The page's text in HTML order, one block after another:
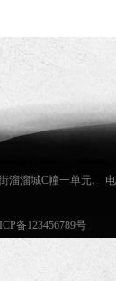
溜溜城C幢一单元.
ICP备123456789号